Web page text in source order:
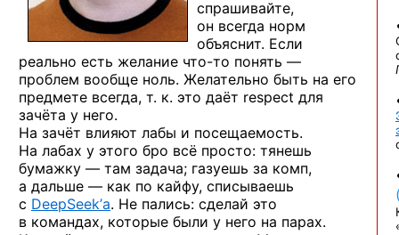
спрашивайте,
он всегда норм
объяснит. Если
реально есть желание что-то понять —
проблем вообще ноль. Желательно быть на его
предмете всегда, т. к. это даёт respect для
зачёта у него.
На зачёт влияют лабы и посещаемость.
На лабах у этого бро всё просто: тянешь
бумажку — там задача; газуешь за комп,
а дальше — как по кайфу, списываешь
с DeepSeek’а. Не пались: сделай это
в командах, которые были у него на парах.